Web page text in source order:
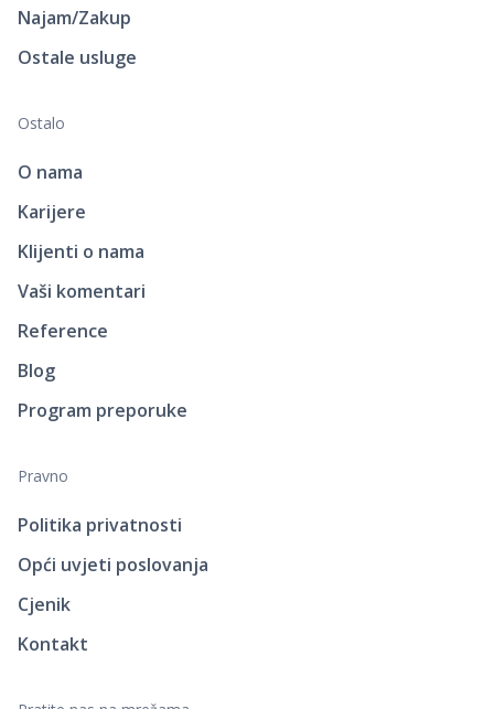
Najam/Zakup
Ostale usluge
Ostalo
O nama
Karijere
Klijenti o nama
Vaši komentari
Reference
Blog
Program preporuke
Pravno
Politika privatnosti
Opći uvjeti poslovanja
Cjenik
Kontakt